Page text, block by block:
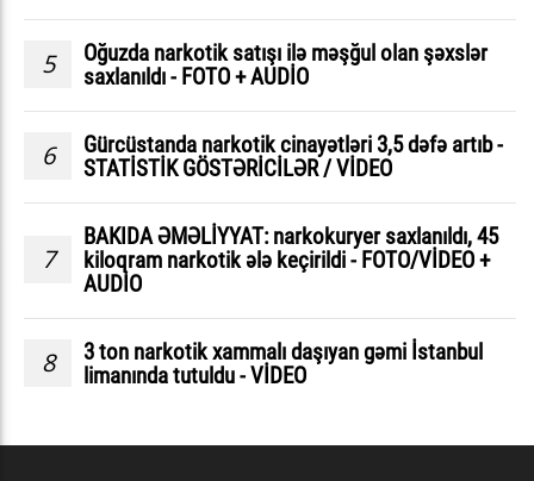
5
Oğuzda narkotik satışı ilə məşğul olan şəxslər
saxlanıldı - FOTO + AUDİO
6
Gürcüstanda narkotik cinayətləri 3,5 dəfə artıb -
STATİSTİK GÖSTƏRİCİLƏR / VİDEO
7
BAKIDA ƏMƏLİYYAT: narkokuryer saxlanıldı, 45
kiloqram narkotik ələ keçirildi - FOTO/VİDEO +
AUDİO
8
3 ton narkotik xammalı daşıyan gəmi İstanbul
limanında tutuldu - VİDEO